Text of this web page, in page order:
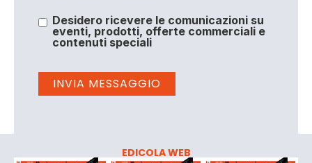
Desidero ricevere le comunicazioni su
eventi, prodotti, offerte commerciali e
contenuti speciali
EDICOLA WEB